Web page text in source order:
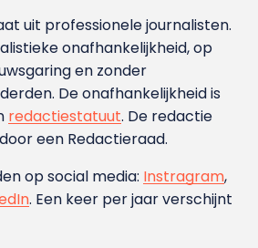
uit professionele journalisten.
onafhankelijkheid, op
en zonder
De onafhankelijkheid is
redactiestatuut. De redactie
een Redactieraad.
op social media: Instragram,
. Een keer per jaar verschijnt